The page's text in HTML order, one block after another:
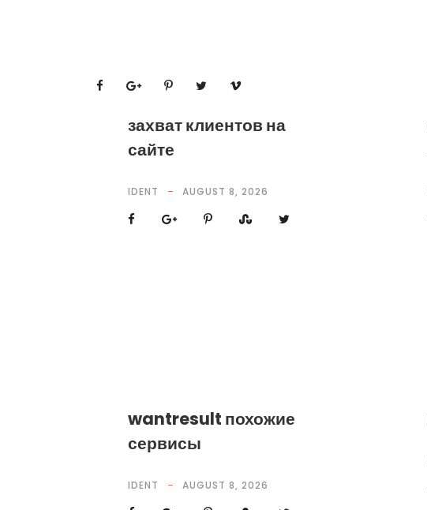
захват клиентов на
сайте
IDENT AUGUST 8, 2026
wantresult похожие
сервисы
IDENT AUGUST 8, 2026